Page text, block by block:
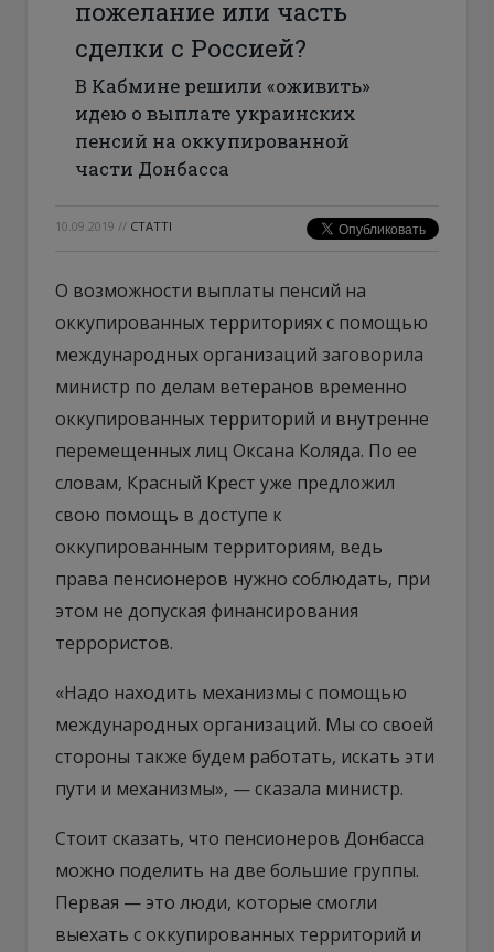
пожелание или часть
сделки с Россией?
В Кабмине решили «оживить»
идею о выплате украинских
пенсий на оккупированной
части Донбасса
10.09.2019 // СТАТТІ
О возможности выплаты пенсий на
оккупированных территориях с помощью
международных организаций заговорила
министр по делам ветеранов временно
оккупированных территорий и внутренне
перемещенных лиц Оксана Коляда. По ее
словам, Красный Крест уже предложил
свою помощь в доступе к
оккупированным территориям, ведь
права пенсионеров нужно соблюдать, при
этом не допуская финансирования
террористов.
«Надо находить механизмы с помощью
международных организаций. Мы со своей
стороны также будем работать, искать эти
пути и механизмы», — сказала министр.
Стоит сказать, что пенсионеров Донбасса
можно поделить на две большие группы.
Первая — это люди, которые смогли
выехать с оккупированных территорий и